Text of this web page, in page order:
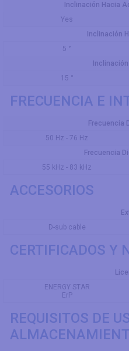
Inclinación Hacia
Yes
Inclinación
5 °
15 °
FRECUENCIA E
Frecuencia
50 Hz - 76 Hz
Frecuencia
55 kHz - 83 kHz
ACCESORIOS
D-sub cable
CERTIFICADOS Y
ENERGY STAR
ErP
REQUISITOS DE